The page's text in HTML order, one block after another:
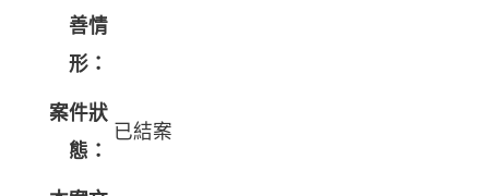
善情
形：
案件狀
態：
已結案